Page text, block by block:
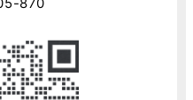
870